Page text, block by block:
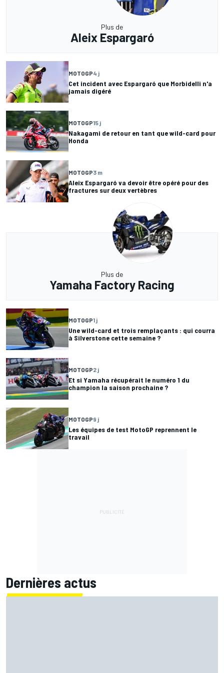
Plus de
Aleix Espargaró
MOTOGP4 j
Cet incident avec Espargaró que Morbidelli n'a
jamais digéré
MOTOGP15 j
Nakagami de retour en tant que wild-card pour
Honda
MOTOGP3 m
Aleix Espargaró va devoir être opéré pour des
fractures sur deux vertèbres
Plus de
Yamaha Factory Racing
MOTOGP1 j
Une wild-card et trois remplaçants : qui courra
à Silverstone cette semaine ?
MOTOGP2 j
Et si Yamaha récupérait le numéro 1 du
champion la saison prochaine ?
MOTOGP9 j
Les équipes de test MotoGP reprennent le
travail
Dernières actus